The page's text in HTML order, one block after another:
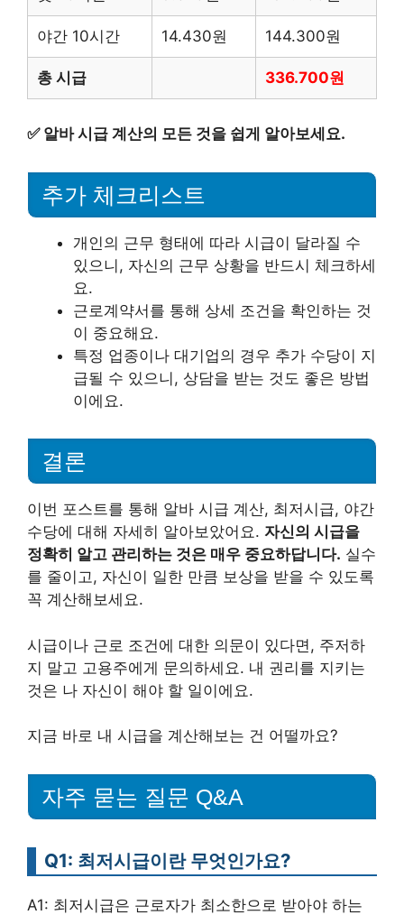
야간 10시간 14.430원 144.300원
총 시급 336.700원
✅ 알바 시급 계산의 모든 것을 쉽게 알아보세요.
추가 체크리스트
개인의 근무 형태에 따라 시급이 달라질 수
있으니, 자신의 근무 상황을 반드시 체크하세
요.
근로계약서를 통해 상세 조건을 확인하는 것
이 중요해요.
특정 업종이나 대기업의 경우 추가 수당이 지
급될 수 있으니, 상담을 받는 것도 좋은 방법
이에요.
결론
이번 포스트를 통해 알바 시급 계산, 최저시급, 야간
수당에 대해 자세히 알아보았어요. 자신의 시급을
정확히 알고 관리하는 것은 매우 중요하답니다. 실수
를 줄이고, 자신이 일한 만큼 보상을 받을 수 있도록
꼭 계산해보세요.
시급이나 근로 조건에 대한 의문이 있다면, 주저하
지 말고 고용주에게 문의하세요. 내 권리를 지키는
것은 나 자신이 해야 할 일이에요.
지금 바로 내 시급을 계산해보는 건 어떨까요?
자주 묻는 질문 Q&A
Q1: 최저시급이란 무엇인가요?
A1: 최저시급은 근로자가 최소한으로 받아야 하는